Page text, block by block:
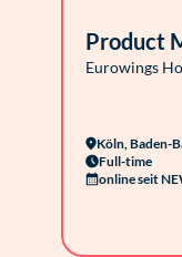
Product
Eurowings
Köln, Baden-
Full-time
online seit